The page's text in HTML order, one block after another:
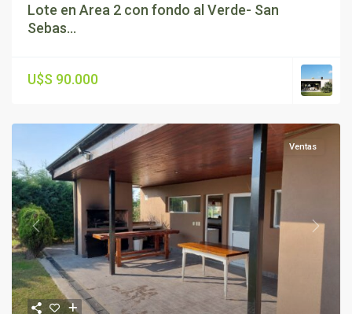
Lote en Area 2 con fondo al Verde- San
Sebas...
U$S 90.000
Previous Next
Ventas